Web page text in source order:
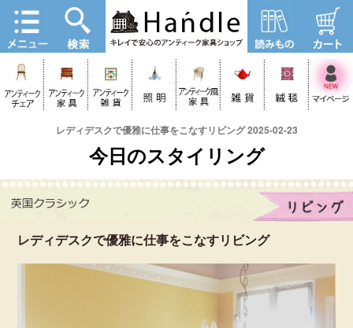
レディデスクで優雅に仕事をこなすリビング 2025-02-23
今日のスタイリング
レディデスクで優雅に仕事をこなすリビング